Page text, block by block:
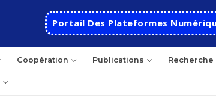
Portail Des Plateformes
Coopération Publications Recherche